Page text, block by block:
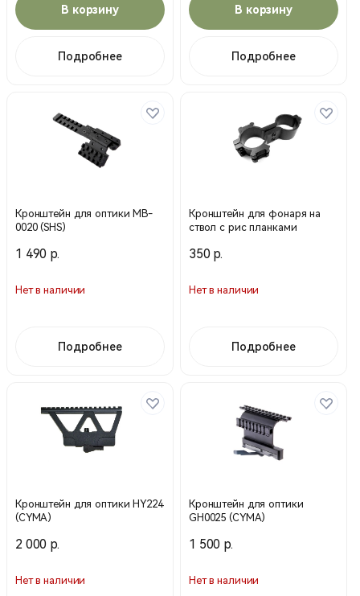
В корзину
Подробнее
В корзину
Подробнее
Кронштейн для оптики MB-
0020 (SHS)
1 490 р.
Нет в наличии
Подробнее
Кронштейн для фонаря на
ствол с рис планками
350 р.
Нет в наличии
Подробнее
Кронштейн для оптики HY224
(CYMA)
2 000 р.
Нет в наличии
Кронштейн для оптики
GH0025 (CYMA)
1 500 р.
Нет в наличии